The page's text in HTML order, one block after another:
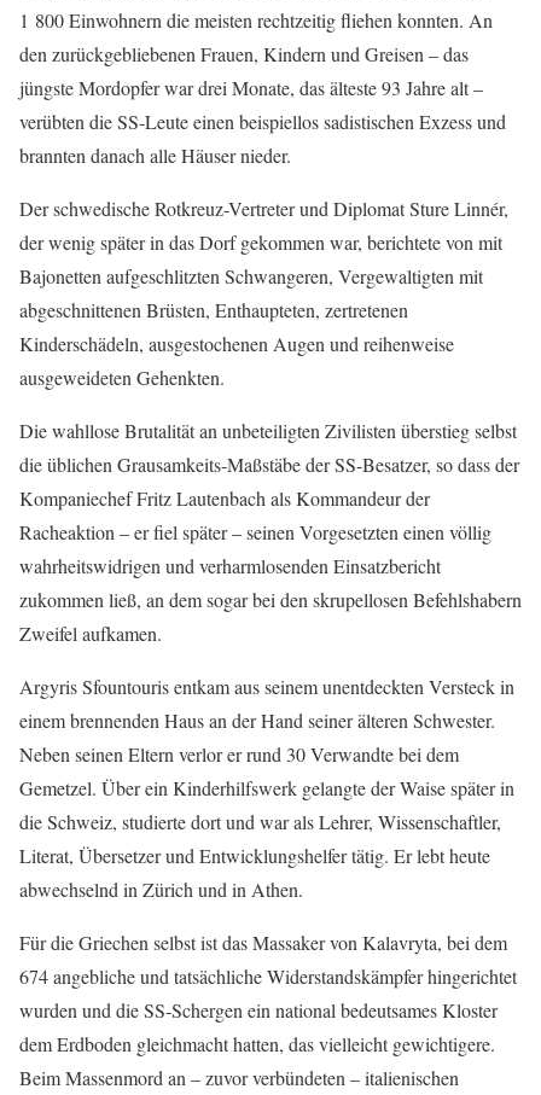
1 800 Einwohnern die meisten rechtzeitig fliehen konnten. An
den zurückgebliebenen Frauen, Kindern und Greisen – das
jüngste Mordopfer war drei Monate, das älteste 93 Jahre alt –
verübten die SS-Leute einen beispiellos sadistischen Exzess und
brannten danach alle Häuser nieder.
Der schwedische Rotkreuz-Vertreter und Diplomat Sture Linnér,
der wenig später in das Dorf gekommen war, berichtete von mit
Bajonetten aufgeschlitzten Schwangeren, Vergewaltigten mit
abgeschnittenen Brüsten, Enthaupteten, zertretenen
Kinderschädeln, ausgestochenen Augen und reihenweise
ausgeweideten Gehenkten.
Die wahllose Brutalität an unbeteiligten Zivilisten überstieg selbst
die üblichen Grausamkeits-Maßstäbe der SS-Besatzer, so dass der
Kompaniechef Fritz Lautenbach als Kommandeur der
Racheaktion – er fiel später – seinen Vorgesetzten einen völlig
wahrheitswidrigen und verharmlosenden Einsatzbericht
zukommen ließ, an dem sogar bei den skrupellosen Befehlshabern
Zweifel aufkamen.
Argyris Sfountouris entkam aus seinem unentdeckten Versteck in
einem brennenden Haus an der Hand seiner älteren Schwester.
Neben seinen Eltern verlor er rund 30 Verwandte bei dem
Gemetzel. Über ein Kinderhilfswerk gelangte der Waise später in
die Schweiz, studierte dort und war als Lehrer, Wissenschaftler,
Literat, Übersetzer und Entwicklungshelfer tätig. Er lebt heute
abwechselnd in Zürich und in Athen.
Für die Griechen selbst ist das Massaker von Kalavryta, bei dem
674 angebliche und tatsächliche Widerstandskämpfer hingerichtet
wurden und die SS-Schergen ein national bedeutsames Kloster
dem Erdboden gleichmacht hatten, das vielleicht gewichtigere.
Beim Massenmord an – zuvor verbündeten – italienischen